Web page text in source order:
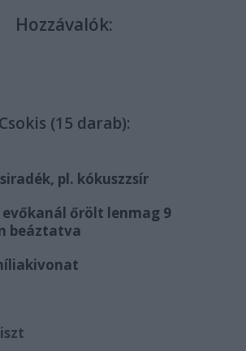
Hozzávalók:
Csokis (15 darab):
pl. kókuszzsír
őrölt lenmag 9
beáztatva